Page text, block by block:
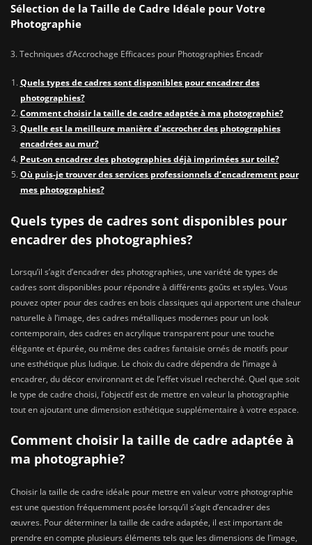
Sélection de la Taille de Cadre Idéale pour Votre
Photographie
3. Techniques d’Accrochage Efficaces pour Photographies Encadr
Quels types de cadres sont disponibles pour encadrer des
photographies?
Comment choisir la taille de cadre adaptée à ma photographie?
Quelle est la meilleure manière d’accrocher des photographies
encadrées au mur?
Peut-on encadrer des photographies déjà imprimées sur toile?
Où puis-je trouver des services professionnels d’encadrement pour
mes photographies?
Quels types de cadres sont disponibles pour
encadrer des photographies?
Lorsqu’il s’agit d’encadrer des photographies, une variété de types de
cadres sont disponibles pour répondre à différents goûts et styles. Vous
pouvez opter pour des cadres en bois classiques qui apportent une chaleur
naturelle à l’image, des cadres métalliques modernes pour un look
contemporain, des cadres en acrylique transparent pour une touche
élégante et épurée, ou même des cadres fantaisie ornés de motifs pour
une esthétique plus ludique. Le choix du cadre dépendra de l’image à
encadrer, du décor environnant et de l’effet visuel recherché. Quel que soit
le type de cadre choisi, l’objectif est de mettre en valeur la photographie
tout en ajoutant une dimension esthétique supplémentaire à votre espace.
Comment choisir la taille de cadre adaptée à
ma photographie?
Choisir la taille de cadre idéale pour mettre en valeur votre photographie
est une question fréquemment posée lorsqu’il s’agit d’encadrer des
œuvres. Pour déterminer la taille de cadre adaptée, il est important de
prendre en compte plusieurs éléments tels que les dimensions de l’image,